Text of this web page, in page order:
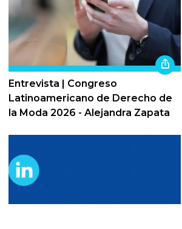
Entrevista | Congreso
Latinoamericano de Derecho de
la Moda 2026 - Alejandra Zapata